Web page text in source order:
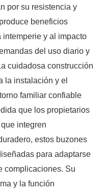
por su resistencia y
beneficios
intemperie y al impacto
del uso diario y
cuidadosa construcción
la instalación y el
familiar confiable
que los propietarios
integren
estos buzones
para adaptarse
complicaciones. Su
y la función